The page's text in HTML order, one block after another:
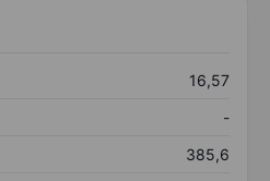
16,57
-
385,6